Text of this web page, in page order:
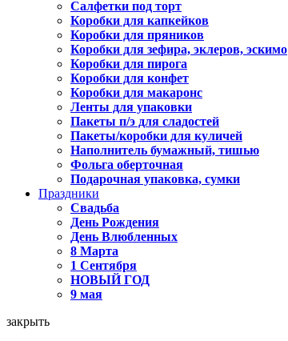
Салфетки под торт
Коробки для капкейков
Коробки для пряников
Коробки для зефира, эклеров, эскимо
Коробки для пирога
Коробки для конфет
Коробки для макаронс
Ленты для упаковки
Пакеты п/э для сладостей
Пакеты/коробки для куличей
Наполнитель бумажный, тишью
Фольга оберточная
Подарочная упаковка, сумки
Праздники
Свадьба
День Рождения
День Влюбленных
8 Марта
1 Сентября
НОВЫЙ ГОД
9 мая
закрыть